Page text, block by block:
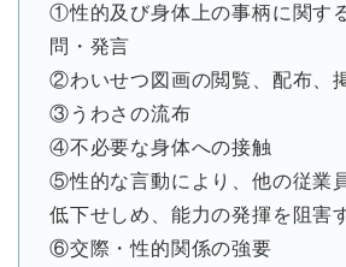
①性的及び身体上の事柄に関す
問・発言
②わいせつ図画の閲覧、配布、
③うわさの流布
④不必要な身体への接触
⑤性的な言動により、他の従業
低下せしめ、能力の発揮を阻害
⑥交際・性的関係の強要